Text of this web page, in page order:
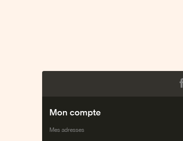
Mon compte
Mes adresses